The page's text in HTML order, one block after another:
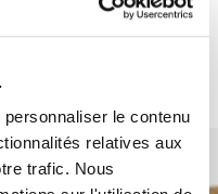
le contenu
relatives aux
trafic. Nous